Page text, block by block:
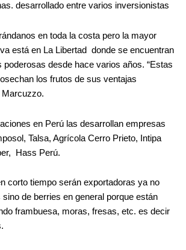
desarrollado entre varios inversionistas
en toda la costa pero la mayor
está en La Libertad donde se encuentran
poderosas desde hace varios años. “Estas
los frutos de sus ventajas
Marcuzzo.
en Perú las desarrollan empresas
Talsa, Agrícola Cerro Prieto, Intipa
Hass Perú.
corto tiempo serán exportadoras ya no
de berries en general porque están
frambuesa, moras, fresas, etc. es decir